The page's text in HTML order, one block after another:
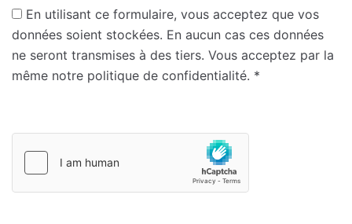
En utilisant ce formulaire, vous acceptez que vos
données soient stockées. En aucun cas ces données
ne seront transmises à des tiers. Vous acceptez par la
même notre politique de confidentialité. *